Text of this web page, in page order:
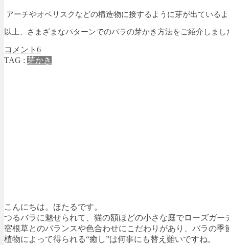
アーチやオベリスクなどの構造物に接するように芽が出ている
以上、さまざまなパターンでのバラの芽かき方法をご紹介しま
コメント 6
TAG : 芽かき
こんにちは。ほたるです。
つるバラに魅せられて、猫の額ほどの小さな庭でローズガ
宿根草とのバランスや色合わせにこだわりがあり、バラの季
植物によって得られる“癒し”は何事にも替え難いですね。